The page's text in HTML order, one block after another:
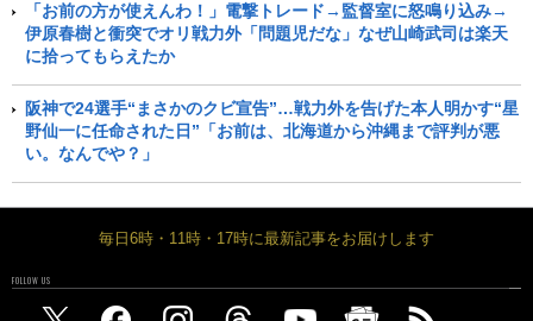
「お前の方が使えんわ！」電撃トレード→監督室に怒鳴り込み→
伊原春樹と衝突でオリ戦力外「問題児だな」なぜ山崎武司は楽天
に拾ってもらえたか
阪神で24選手“まさかのクビ宣告”…戦力外を告げた本人明かす“星
野仙一に任命された日”「お前は、北海道から沖縄まで評判が悪
い。なんでや？」
毎日6時・11時・17時に最新記事をお届けします
FOLLOW US